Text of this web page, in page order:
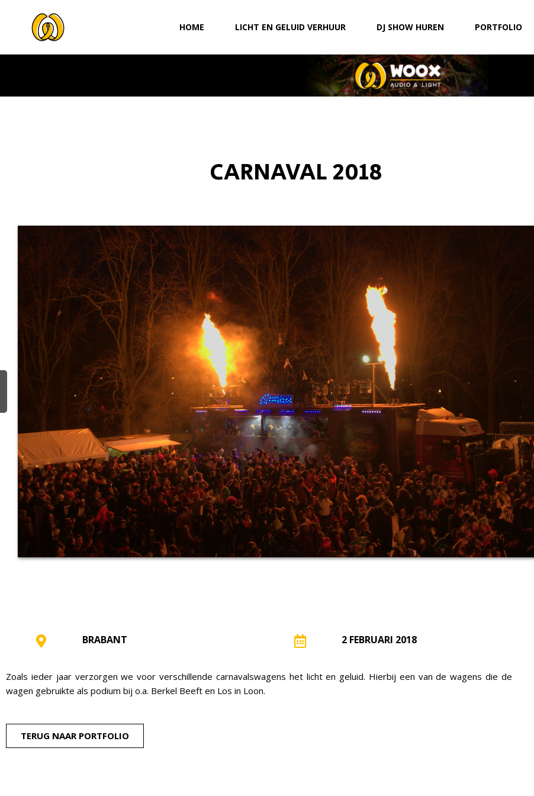
HOME LICHT EN GELUID VERHUUR DJ SHOW HUREN PORTFOLIO
CARNAVAL 2018
BRABANT 2 FEBRUARI 2018
Zoals ieder jaar verzorgen we voor verschillende carnavalswagens het licht en geluid. Hierbij een van de wagens die de
wagen gebruikte als podium bij o.a. Berkel Beeft en Los in Loon.
TERUG NAAR PORTFOLIO